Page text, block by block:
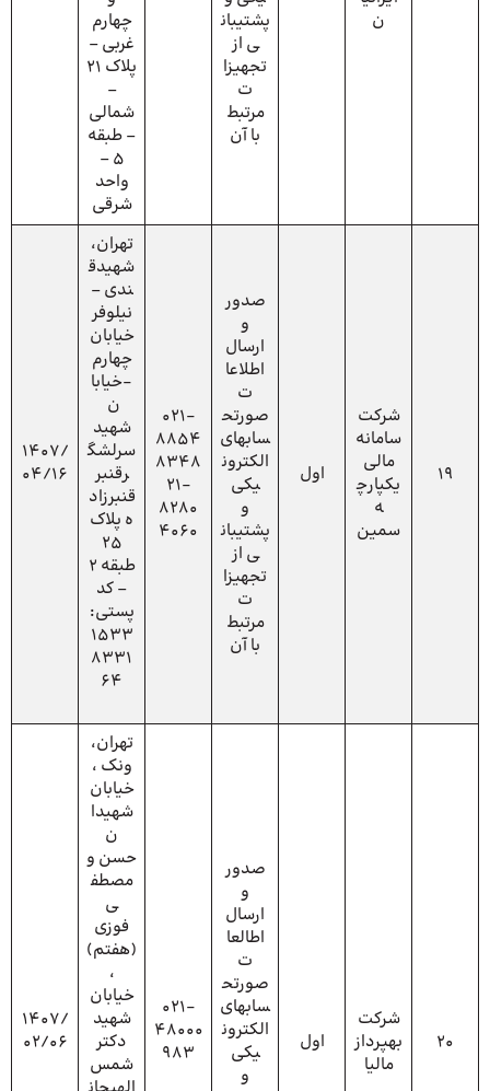
ن
پشتیبان
ی از
تجهیزا
ت
مرتبط
با آن
چهارم
غربی –
پلاک 21
–
شمالی
– طبقه
5 –
واحد
شرقی
19
شرکت
سامانه
مالی
یکپارچ
ه
سمین
اول
صدور
و
ارسال
اطلاعا
ت
صورتح
سابهای
الکترون
یکی
و
پشتیبان
ی از
تجهیزا
ت
مرتبط
با آن
021-
8854
8348
21-
8280
4060
تهران،
شهیدق
ندی –
نیلوفر
خیابان
چهارم
-خیابا
ن
شهید
سرلشگ
رقنبر
قنبرزاد
ه پلاک
25
طبقه 2
– کد
پستی:
1533
8331
64
1407/
04/16
20
شرکت
بهپرداز
مالیا
اول
صدور
و
ارسال
اطالعا
ت
صورتح
سابهای
الکترون
یکی
و
021-
48000
983
تهران،
ونک ،
خیابان
شهیدا
ن
حسن و
مصطف
ی
فوزی
(هفتم)
،
خیابان
شهید
دکتر
شمس
1407/
02/06